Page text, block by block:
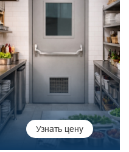
Узнать цену